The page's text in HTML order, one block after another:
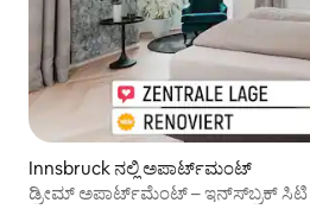
Innsbruck ನಲ್ಲಿ ಅಪಾರ್ಟ್‌ಮಂಟ್
ಡ್ರೀಮ್ ಅಪಾರ್ಟ್‌ಮೆಂಟ್ – ಇನ್‌ಸ್‌ಬ್ರಕ್ ಸಿಟಿ